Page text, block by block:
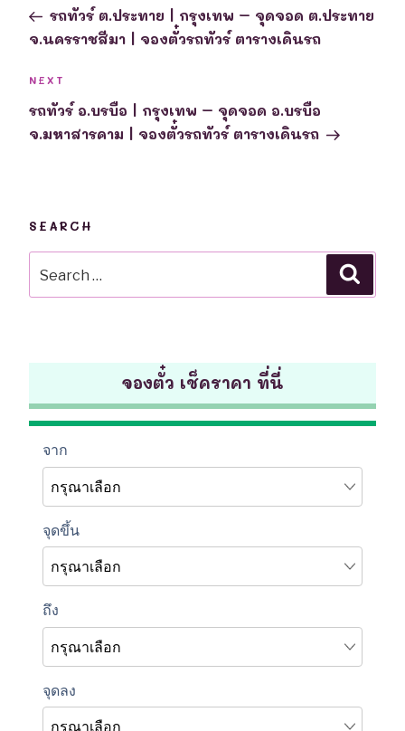
Postรถทัวร์ ต.ประทาย | กรุงเทพ – จุดจอด ต.ประทาย
จ.นครราชสีมา | จองตั๋วรถทัวร์ ตารางเดินรถ
Next
Post
NEXT
รถทัวร์ อ.บรบือ | กรุงเทพ – จุดจอด อ.บรบือ
จ.มหาสารคาม | จองตั๋วรถทัวร์ ตารางเดินรถ
SEARCH
for:
จองตั๋ว เช็คราคา ที่นี่